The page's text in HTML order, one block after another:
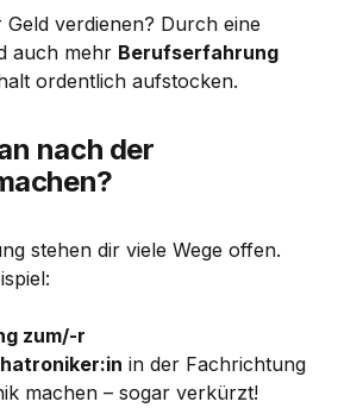
verdienen? Durch eine
auch mehr Berufserfahrung
ordentlich aufstocken.
nach der
stehen dir viele Wege offen.
zum/-r
in der Fachrichtung
machen – sogar verkürzt!